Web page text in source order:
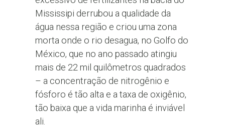
Mississipi derrubou a qualidade da
água nessa região e criou uma zona
morta onde o rio desagua, no Golfo do
México, que no ano passado atingiu
mais de 22 mil quilômetros quadrados
– a concentração de nitrogênio e
fósforo é tão alta e a taxa de oxigênio,
tão baixa que a vida marinha é inviável
ali.